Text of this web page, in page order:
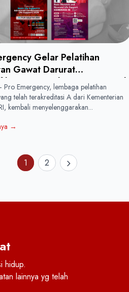
Gelar Pelatihan
Gawat Darurat
Nasional & Internasional
Agustus 2025
Emergency, lembaga pelatihan
telah terakreditasi A dari Kementerian
kembali menyelenggarakan...
→
1 2
hidup.
lainnya yg telah